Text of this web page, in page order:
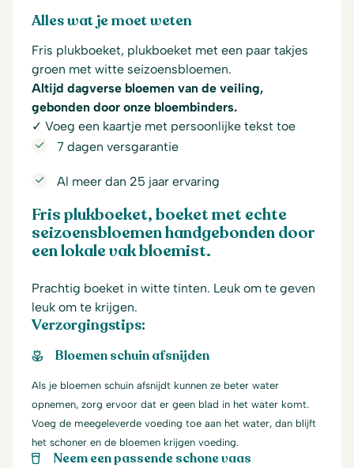
Alles wat je moet weten
Fris plukboeket, plukboeket met een paar takjes
groen met witte seizoensbloemen.
Altijd dagverse bloemen van de veiling,
gebonden door onze bloembinders.
✓ Voeg een kaartje met persoonlijke tekst toe
7 dagen versgarantie
Al meer dan 25 jaar ervaring
Fris plukboeket, boeket met echte
seizoensbloemen handgebonden door
een lokale vak bloemist.
Prachtig boeket in witte tinten. Leuk om te geven
leuk om te krijgen.
Verzorgingstips:
Bloemen schuin afsnijden
Als je bloemen schuin afsnijdt kunnen ze beter water
opnemen, zorg ervoor dat er geen blad in het water komt.
Voeg de meegeleverde voeding toe aan het water, dan blijft
het schoner en de bloemen krijgen voeding.
Neem een passende schone vaas